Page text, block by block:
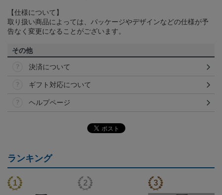
【仕様について】
取り扱い商品によっては、パッケージやデザインなどの仕様が予
告なく変更になることがございます。
その他
決済について
ギフト対応について
ヘルプページ
ランキング